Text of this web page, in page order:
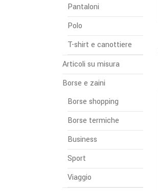
Pantaloni
Polo
T-shirt e canottiere
Articoli su misura
Borse e zaini
Borse shopping
Borse termiche
Business
Sport
Viaggio